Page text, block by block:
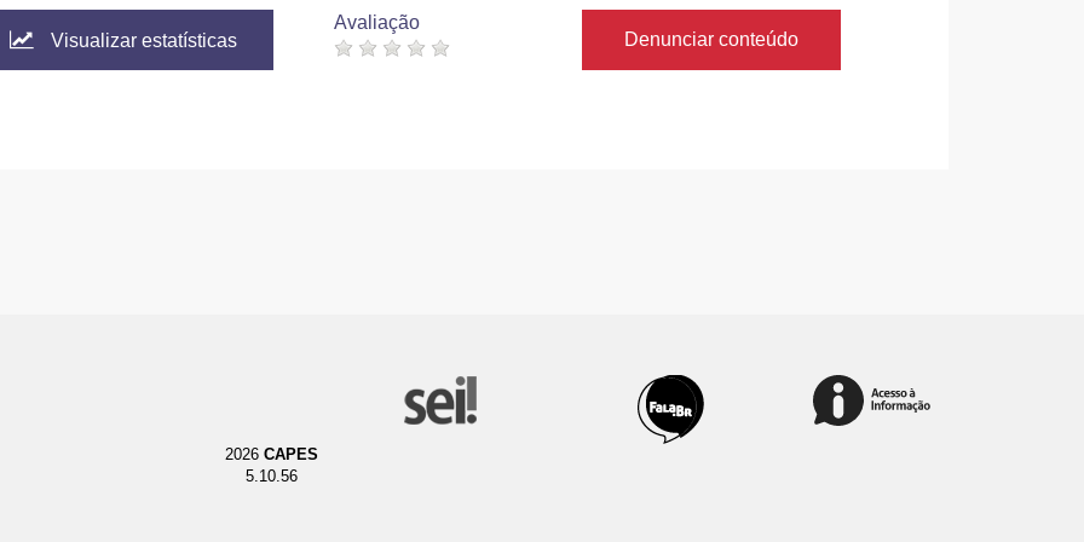
Visualizar estatísticas
Avaliação
Denunciar conteúdo
2026 CAPES
5.10.56